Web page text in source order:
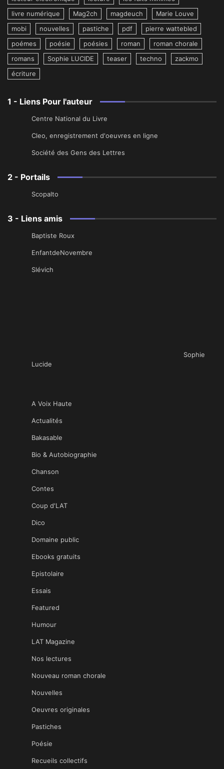
livre numérique
Mag2ch magdeuch
Marie Louve
mobi
nouvelles pastiche pdf
pierre wattebled
poémes
poésie poésies roman
roman chorale
romans
Sophie LUCIDE teaser techno
zackmo
écriture
1 - Liens Pour l'auteur
Centre National du Livre
Cleo, enregistrement d'oeuvres en ligne
Société des Gens des Lettres
2 - Portails
Scopalto
3 - Liens amis
Baptiste Roux
EnfantdeNovembre
Slévich
Sophie
Lucide
A Voix Haute
Actualités
Bakasable
Bio & Autobiographie
Chanson
Contes
Coup d'LAT
Dico
Domaine public
Ebooks gratuits
Epistolaire
Essais
Featured
Humour
LAT Magazine
Nos lectures
Nouveau roman chorale
Nouvelles
Oeuvres originales
Pastiches
Poésie
Recueils collectifs